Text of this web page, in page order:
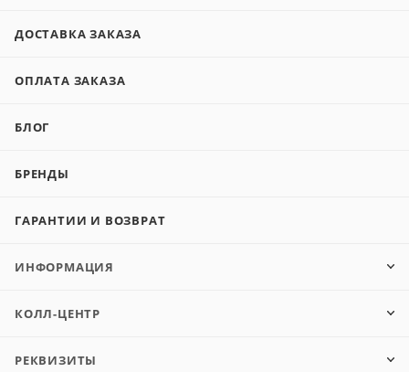
ДОСТАВКА ЗАКАЗА
ОПЛАТА ЗАКАЗА
БЛОГ
БРЕНДЫ
ГАРАНТИИ И ВОЗВРАТ
ИНФОРМАЦИЯ
КОЛЛ-ЦЕНТР
РЕКВИЗИТЫ